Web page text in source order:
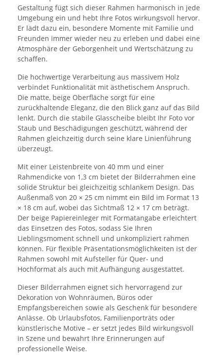
Gestaltung fügt sich dieser Rahmen harmonisch in jede
Umgebung ein und hebt Ihre Fotos wirkungsvoll hervor.
Er lädt dazu ein, besondere Momente mit Familie und
Freunden immer wieder neu zu erleben und dabei eine
Atmosphäre der Geborgenheit und Wertschätzung zu
schaffen.
Die hochwertige Verarbeitung aus massivem Holz
verbindet Funktionalität mit ästhetischem Anspruch.
Die matte, beige Oberfläche sorgt für eine
zurückhaltende Eleganz, die den Blick ganz auf das Bild
lenkt. Durch die stabile Glasscheibe bleibt Ihr Foto vor
Staub und Beschädigungen geschützt, während der
Rahmen gleichzeitig durch seine klare Linienführung
überzeugt.
Mit einer Leistenbreite von 40 mm und einer
Rahmendicke von 1,3 cm bietet der Bilderrahmen eine
solide Struktur bei gleichzeitig schlankem Design. Das
Außenmaß von 20 × 25 cm nimmt ein Bild im Format 13
× 18 cm auf, wobei das Sichtmaß 12 × 17 cm beträgt.
Der beige Papiereinleger mit Formatangabe erleichtert
das Einsetzen des Fotos, sodass Sie Ihren
Lieblingsmoment schnell und unkompliziert rahmen
können. Für flexible Präsentationsmöglichkeiten ist der
Rahmen sowohl mit Aufsteller für Quer- und
Hochformat als auch mit Aufhängung ausgestattet.
Dieser Bilderrahmen eignet sich hervorragend zur
Dekoration von Wohnräumen, Büros oder
Empfangsbereichen sowie als Geschenk für besondere
Anlässe. Ob Urlaubsfotos, Familienporträts oder
künstlerische Motive – er setzt jedes Bild wirkungsvoll
in Szene und bewahrt Ihre Erinnerungen auf
professionelle Weise.